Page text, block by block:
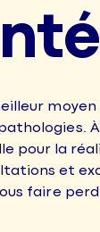
moyen
À
pour la
et
faire